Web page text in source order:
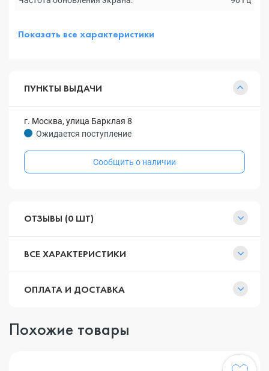
Показать все характеристики
ПУНКТЫ ВЫДАЧИ
г. Москва, улица Барклая 8
Ожидается поступление
Сообщить о наличии
ОТЗЫВЫ (0 ШТ)
ВСЕ ХАРАКТЕРИСТИКИ
ОПЛАТА И ДОСТАВКА
Похожие товары